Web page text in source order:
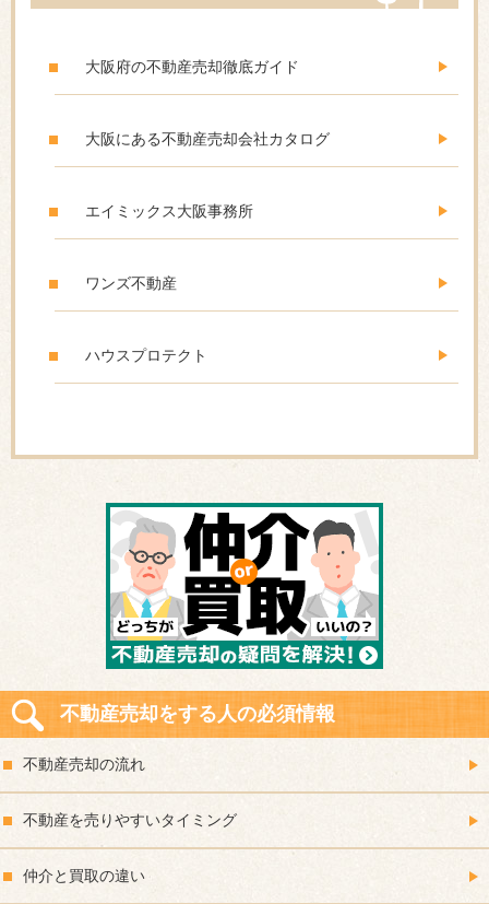
大阪府の不動産売却徹底ガイド
大阪にある不動産売却会社カタログ
エイミックス大阪事務所
ワンズ不動産
ハウスプロテクト
不動産売却をする人の必須情報
不動産売却の流れ
不動産を売りやすいタイミング
仲介と買取の違い